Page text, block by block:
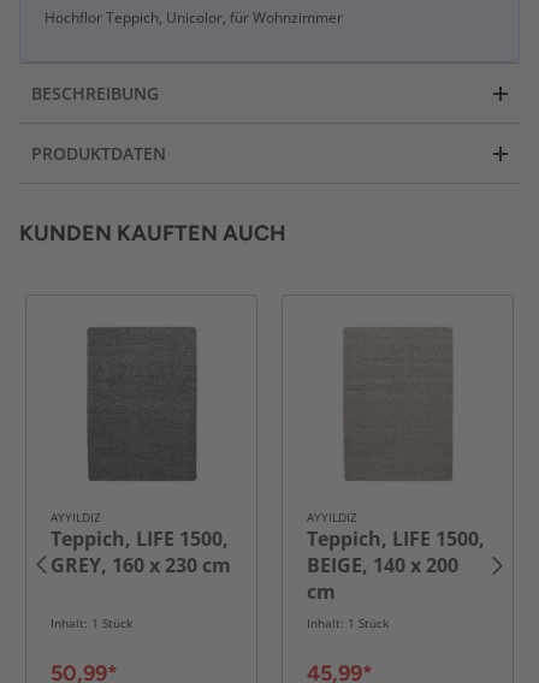
Hochflor Teppich, Unicolor, für Wohnzimmer
BESCHREIBUNG
PRODUKTDATEN
KUNDEN KAUFTEN AUCH
AYYILDIZ
Teppich, LIFE 1500,
GREY, 160 x 230 cm
Inhalt: 1 Stück
50,99*
AYYILDIZ
Teppich, LIFE 1500,
BEIGE, 140 x 200
cm
Inhalt: 1 Stück
45,99*